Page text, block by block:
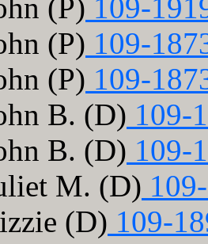
(P) 109-
(P) 109-
(P) 109-
B. (D) 109-
B. (D) 109-
M. (D)
(D) 109-